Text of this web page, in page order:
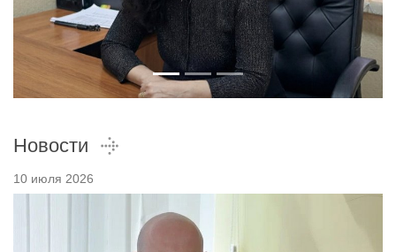
Новости
10 июля 2026